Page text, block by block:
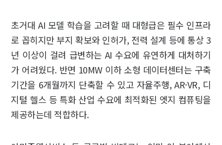
초거대 AI 모델 학습을 고려할 때 대형급은 필수 인프라
로 꼽히지만 부지 확보와 인허가, 전력 설계 등에 통상 3
년 이상이 걸려 급변하는 AI 수요에 유연하게 대처하기
가 어려웠다. 반면 10MW 이하 소형 데이터센터는 구축
기간을 6개월까지 단축할 수 있고 자율주행, AR·VR, 디
지털 헬스 등 특화 산업 수요에 최적화된 엣지 컴퓨팅을
제공하는데 적합하다.